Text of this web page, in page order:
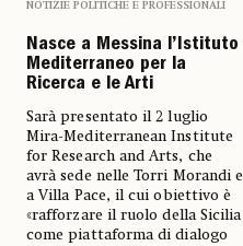
NOTIZIE POLITICHE E PROFESSIONALI
Nasce a Messina l’Istituto
Mediterraneo per la
Ricerca e le Arti
Sarà presentato il 2 luglio
Mira-Mediterranean Institute
for Research and Arts, che
avrà sede nelle Torri Morandi e
a Villa Pace, il cui obiettivo è
«rafforzare il ruolo della Sicilia
come piattaforma di dialogo